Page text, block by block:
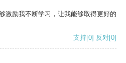
激励我不断学习，让我能够取得更好的
支持[0] 反对[0]